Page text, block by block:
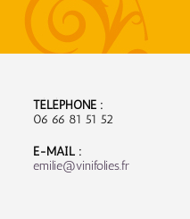
TÉLÉPHONE :
06 66 81 51 52
E-MAIL :
emilie@vinifolies.fr